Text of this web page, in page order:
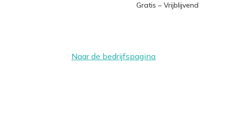
Gratis – Vrijblijvend
Naar de bedrijfspagina